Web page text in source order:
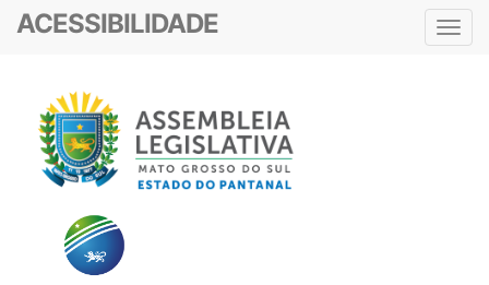
ACESSIBILIDADE